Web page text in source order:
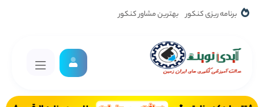
برنامه ریزی کنکور بهترین مشاور کنکور